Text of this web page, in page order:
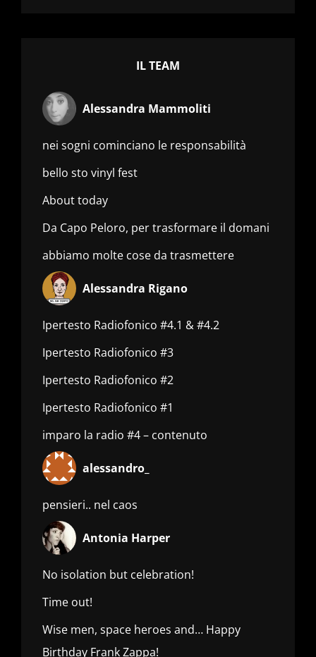
IL TEAM
Alessandra Mammoliti
nei sogni cominciano le responsabilità
bello sto vinyl fest
About today
Da Capo Peloro, per trasformare il domani
abbiamo molte cose da trasmettere
Alessandra Rigano
Ipertesto Radiofonico #4.1 & #4.2
Ipertesto Radiofonico #3
Ipertesto Radiofonico #2
Ipertesto Radiofonico #1
imparo la radio #4 – contenuto
alessandro_
pensieri.. nel caos
Antonia Harper
No isolation but celebration!
Time out!
Wise men, space heroes and… Happy
Birthday Frank Zappa!